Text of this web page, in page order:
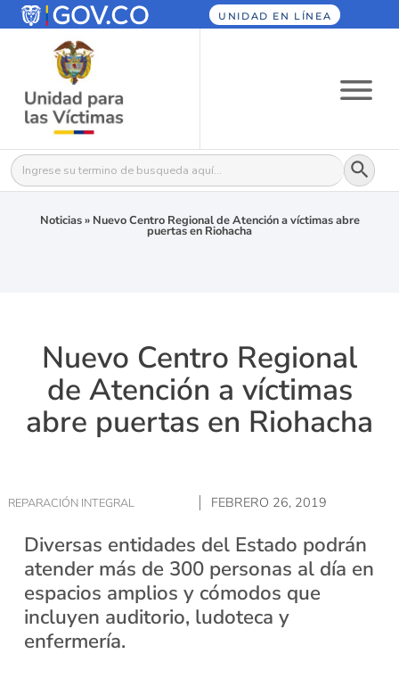
UNIDAD EN LÍNEA
Buscar: Botón
Noticias» Nuevo Centro Regional de Atención a víctimas abre
puertas en Riohacha
Nuevo Centro Regional
de Atención a víctimas
abre puertas en Riohacha
REPARACIÓN INTEGRAL FEBRERO 26, 2019
Diversas entidades del Estado podrán
atender más de 300 personas al día en
espacios amplios y cómodos que
incluyen auditorio, ludoteca y
enfermería.